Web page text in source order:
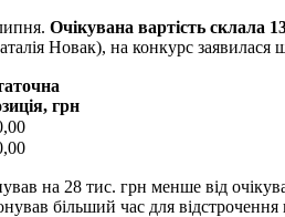
Очікувана вартість склала
Новак), на конкурс
грн
на 28 тис. грн менше від
більший час для